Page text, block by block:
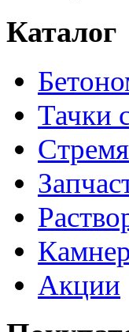
Каталог
Тачки
Акции